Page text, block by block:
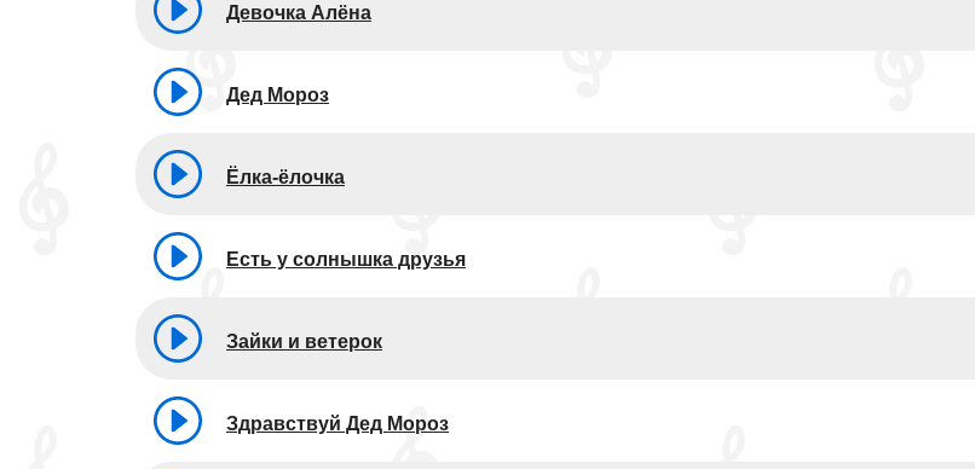
Девочка Алёна
Дед Мороз
Ёлка-ёлочка
Есть у солнышка друзья
Зайки и ветерок
Здравствуй Дед Мороз